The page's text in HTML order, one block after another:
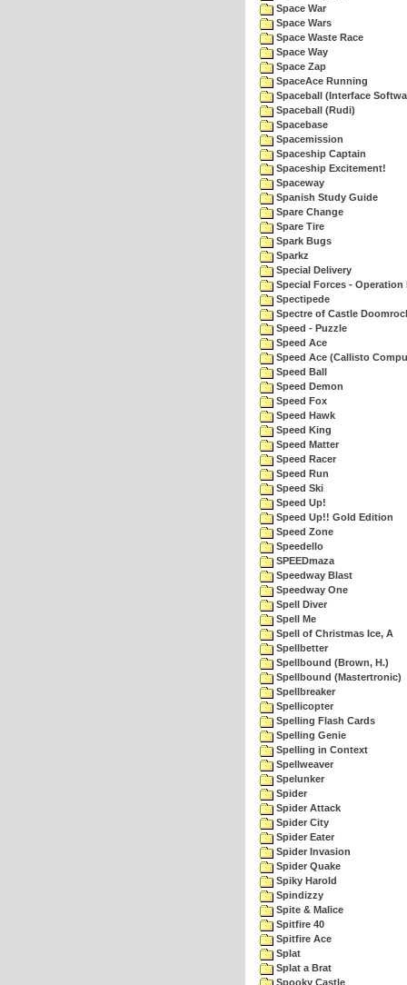
Space War
Space Wars
Space Waste Race
Space Way
Space Zap
SpaceAce Running
Spaceball (Interface
Spaceball (Rudi)
Spacebase
Spacemission
Spaceship Captain
Spaceship Excitement!
Spaceway
Spanish Study Guide
Spare Change
Spare Tire
Spark Bugs
Sparkz
Special Delivery
Special Forces - Operation
Spectipede
Spectre of Castle
Speed - Puzzle
Speed Ace
Speed Ace (Callisto
Speed Ball
Speed Demon
Speed Fox
Speed Hawk
Speed King
Speed Matter
Speed Racer
Speed Run
Speed Ski
Speed Up!
Speed Up!! Gold Edition
Speed Zone
Speedello
SPEEDmaza
Speedway Blast
Speedway One
Spell Diver
Spell Me
Spell of Christmas Ice, A
Spellbetter
Spellbound (Brown, H.)
Spellbound (Mastertronic)
Spellbreaker
Spellicopter
Spelling Flash Cards
Spelling Genie
Spelling in Context
Spellweaver
Spelunker
Spider
Spider Attack
Spider City
Spider Eater
Spider Invasion
Spider Quake
Spiky Harold
Spindizzy
Spite & Malice
Spitfire 40
Spitfire Ace
Splat
Splat a Brat
Spooky Castle